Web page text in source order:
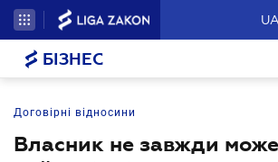
UA
БІЗНЕС
Договірні відносини
Власник не завжди